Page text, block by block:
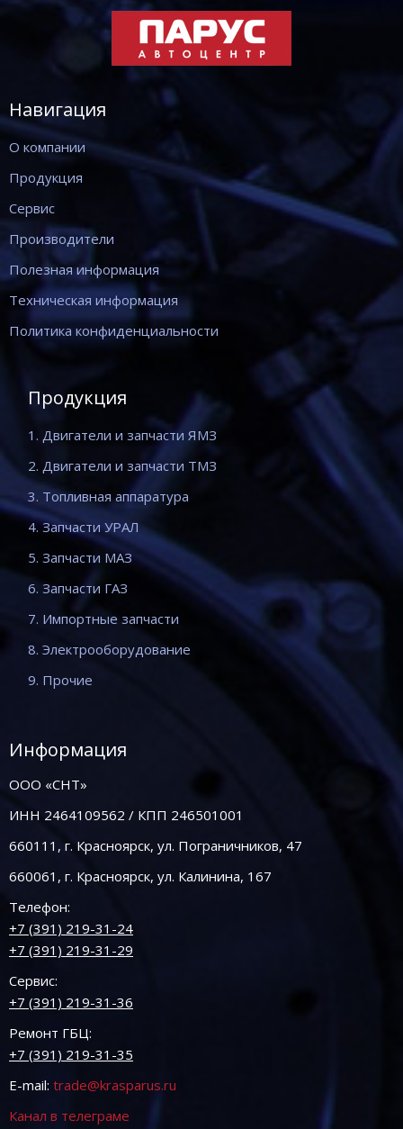
Навигация
О компании
Продукция
Сервис
Производители
Полезная информация
Техническая информация
Политика конфиденциальности
Продукция
1. Двигатели и запчасти ЯМЗ
2. Двигатели и запчасти ТМЗ
3. Топливная аппаратура
4. Запчасти УРАЛ
5. Запчасти МАЗ
6. Запчасти ГАЗ
7. Импортные запчасти
8. Электрооборудование
9. Прочие
Информация
ООО «СНТ»
ИНН 2464109562 / КПП 246501001
660111, г. Красноярск, ул. Пограничников, 47
660061, г. Красноярск, ул. Калинина, 167
Телефон:
+7 (391) 219-31-24
+7 (391) 219-31-29
Сервис:
+7 (391) 219-31-36
Ремонт ГБЦ:
+7 (391) 219-31-35
E-mail: trade@krasparus.ru
Канал в телеграме